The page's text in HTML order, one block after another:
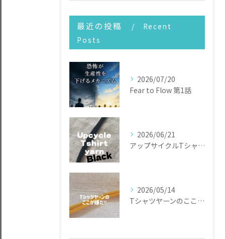
最近の投稿
Recent
Posts
2026/07/20
Fear to Flow 第1話
2026/06/21
アップサイクルTシャツヤーン
2026/05/14
Tシャツヤーンのここが嫌だ